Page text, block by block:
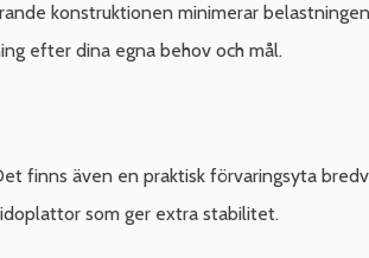
konstruktionen minimerar
efter dina egna behov och mål.
finns även en praktisk förvaringsyta
som ger extra stabilitet.